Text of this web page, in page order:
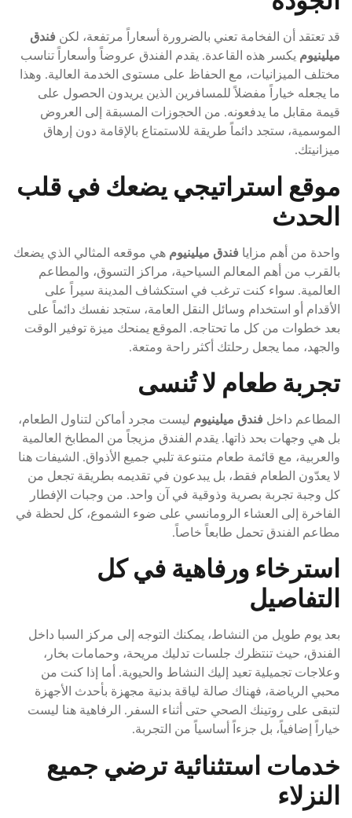
قد تعتقد أن الفخامة تعني بالضرورة أسعاراً مرتفعة، لكن فندق
ميلينيوم يكسر هذه القاعدة. يقدم الفندق عروضاً وأسعاراً تناسب
مختلف الميزانيات، مع الحفاظ على مستوى الخدمة العالية. وهذا
ما يجعله خياراً مفضلاً للمسافرين الذين يريدون الحصول على
قيمة مقابل ما يدفعونه. من الحجوزات المسبقة إلى العروض
الموسمية، ستجد دائماً طريقة للاستمتاع بالإقامة دون إرهاق
ميزانيتك.
موقع استراتيجي يضعك في قلب
الحدث
واحدة من أهم مزايا فندق ميلينيوم هي موقعه المثالي الذي يضعك
بالقرب من أهم المعالم السياحية، مراكز التسوق، والمطاعم
العالمية. سواء كنت ترغب في استكشاف المدينة سيراً على
الأقدام أو استخدام وسائل النقل العامة، ستجد نفسك دائماً على
بعد خطوات من كل ما تحتاجه. الموقع يمنحك ميزة توفير الوقت
والجهد، مما يجعل رحلتك أكثر راحة ومتعة.
تجربة طعام لا تُنسى
المطاعم داخل فندق ميلينيوم ليست مجرد أماكن لتناول الطعام،
بل هي وجهات بحد ذاتها. يقدم الفندق مزيجاً من المطابخ العالمية
والعربية، مع قائمة طعام متنوعة تلبي جميع الأذواق. الشيفات هنا
لا يعدّون الطعام فقط، بل يبدعون في تقديمه بطريقة تجعل من
كل وجبة تجربة بصرية وذوقية في آن واحد. من وجبات الإفطار
الفاخرة إلى العشاء الرومانسي على ضوء الشموع، كل لحظة في
مطاعم الفندق تحمل طابعاً خاصاً.
استرخاء ورفاهية في كل
التفاصيل
بعد يوم طويل من النشاط، يمكنك التوجه إلى مركز السبا داخل
الفندق، حيث تنتظرك جلسات تدليك مريحة، وحمامات بخار،
وعلاجات تجميلية تعيد إليك النشاط والحيوية. أما إذا كنت من
محبي الرياضة، فهناك صالة لياقة بدنية مجهزة بأحدث الأجهزة
لتبقى على روتينك الصحي حتى أثناء السفر. الرفاهية هنا ليست
خياراً إضافياً، بل جزءاً أساسياً من التجربة.
خدمات استثنائية ترضي جميع
النزلاء